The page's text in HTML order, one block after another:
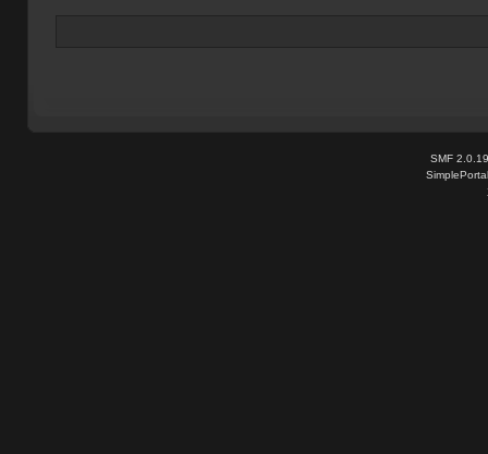
SMF 2.0.19